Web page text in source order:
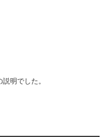
明でした。